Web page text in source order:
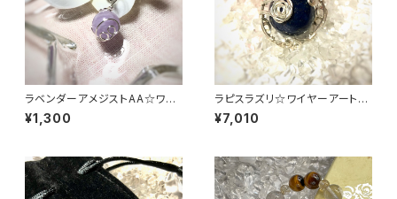
ラベンダーアメジストAA☆ワイ
ヤーアートアクセサリー☆ストラ
ップ
¥1,300
ラピスラズリ☆ワイヤーアートア
クセサリー☆ペンダントトップ
¥7,010